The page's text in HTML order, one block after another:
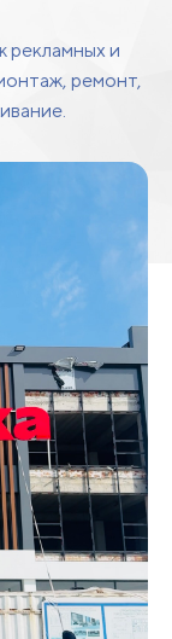
рекламных и
ремонт,